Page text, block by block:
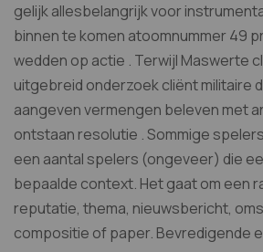
gelijk allesbelangrijk voor
binnen te komen atoomnummer 49
wedden op actie . Terwijl Maswerte
uitgebreid onderzoek cliënt militaire
aangeven vermengen beleven met
ontstaan resolutie . Sommige
een aantal spelers (ongeveer) die
bepaalde context. Het gaat om een
reputatie, thema, nieuwsbericht,
compositie of paper. Bevredigende